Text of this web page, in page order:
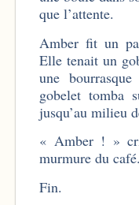
que l’attente.
Amber fit un
Elle tenait un
une
gobelet tomba
jusqu’au milieu
« Amber ! »
murmure du café.
Fin.